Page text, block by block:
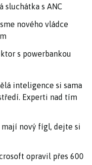
sluchátka s ANC
nového vládce
s powerbankou
inteligence si sama
Experti nad tím
nový fígl, dejte si
opravil přes 600